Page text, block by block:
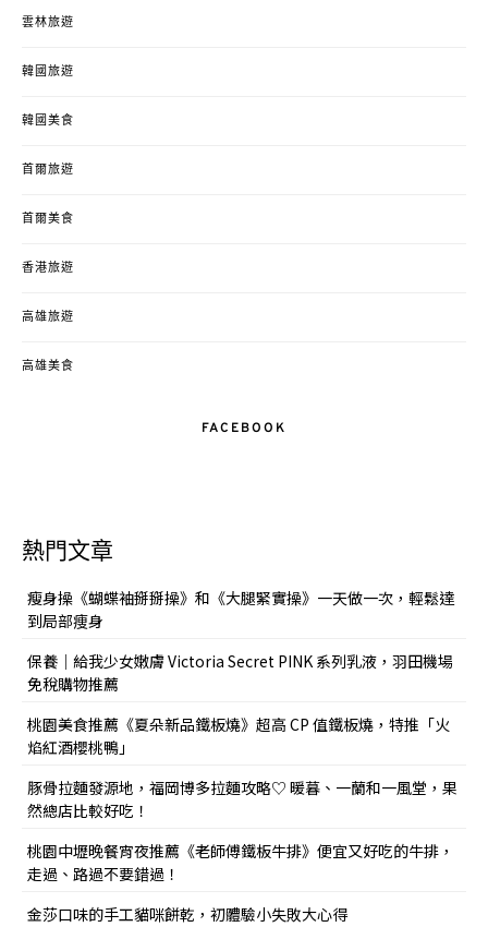
雲林旅遊
韓國旅遊
韓國美食
首爾旅遊
首爾美食
香港旅遊
高雄旅遊
高雄美食
FACEBOOK
熱門文章
瘦身操《蝴蝶袖掰掰操》和《大腿緊實操》一天做一次，輕鬆達
到局部痩身
保養｜給我少女嫩膚 Victoria Secret PINK 系列乳液，羽田機場
免稅購物推薦
桃園美食推薦《夏朵新品鐵板燒》超高 CP 值鐵板燒，特推「火
焰紅酒櫻桃鴨」
豚骨拉麵發源地，福岡博多拉麵攻略♡ 暖暮、一蘭和一風堂，果
然總店比較好吃！
桃園中壢晚餐宵夜推薦《老師傅鐵板牛排》便宜又好吃的牛排，
走過、路過不要錯過！
金莎口味的手工貓咪餅乾，初體驗小失敗大心得